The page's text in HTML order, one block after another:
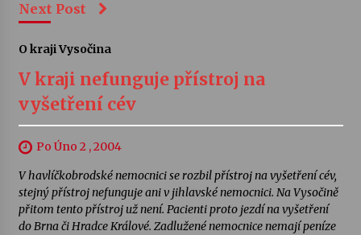
Next Post
O kraji Vysočina
V kraji nefunguje přístroj na
vyšetření cév
Po Úno 2 , 2004
V havlíčkobrodské nemocnici se rozbil přístroj na vyšetření cév,
stejný přístroj nefunguje ani v jihlavské nemocnici. Na Vysočině
přitom tento přístroj už není. Pacienti proto jezdí na vyšetření
do Brna či Hradce Králové. Zadlužené nemocnice nemají peníze